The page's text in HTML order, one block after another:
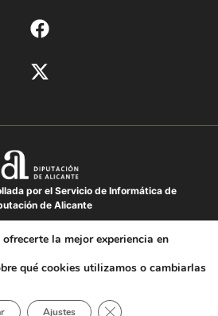
por el Servicio de Informática de
de Alicante
Aviso legal
de cookies
la mejor experiencia en
qué cookies utilizamos o cambiarlas
Ajustes Cerrar el banner de